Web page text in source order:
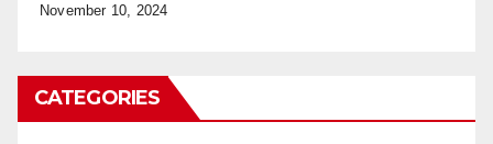
November 10, 2024
CATEGORIES